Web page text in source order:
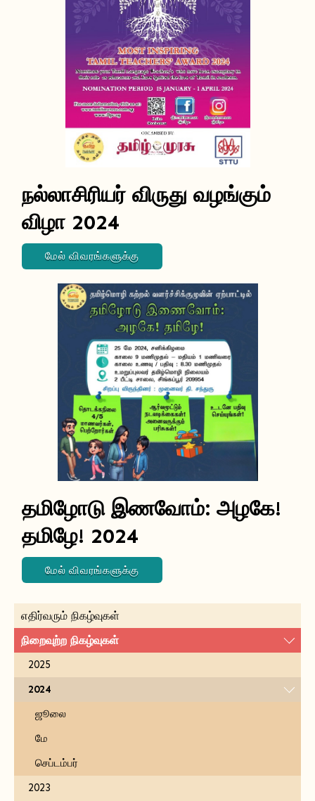
நல்லாசிரியர் விருது வழங்கும்
விழா 2024
மேல் விவரங்களுக்கு
தமிழோடு இணவோம்: அழகே!
தமிழே! 2024
மேல் விவரங்களுக்கு
எதிர்வரும் நிகழ்வுகள்
நிறைவுற்ற நிகழ்வுகள்
2025
2024
ஜூலை
மே
செப்டம்பர்
2023